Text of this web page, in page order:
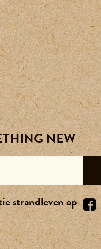
NEW
strandleven op